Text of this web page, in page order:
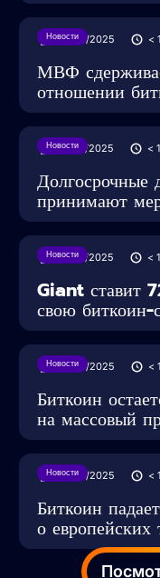
Новости
28/05/2025 < 1
МВФ
отношении
Новости
27/05/2025 < 1
Долгосрочные
принимают
Новости
27/05/2025 < 1
Giant ставит
свою биткоин-
Новости
24/05/2025 < 1
Биткоин
на массовый
Новости
24/05/2025 < 1
Биткоин
о европейских